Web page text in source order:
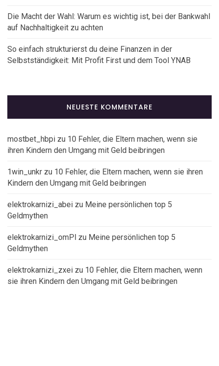
Die Macht der Wahl: Warum es wichtig ist, bei der Bankwahl
auf Nachhaltigkeit zu achten
So einfach strukturierst du deine Finanzen in der
Selbstständigkeit: Mit Profit First und dem Tool YNAB
NEUESTE KOMMENTARE
mostbet_hbpi zu 10 Fehler, die Eltern machen, wenn sie
ihren Kindern den Umgang mit Geld beibringen
1win_unkr zu 10 Fehler, die Eltern machen, wenn sie ihren
Kindern den Umgang mit Geld beibringen
elektrokarnizi_abei zu Meine persönlichen top 5
Geldmythen
elektrokarnizi_omPl zu Meine persönlichen top 5
Geldmythen
elektrokarnizi_zxei zu 10 Fehler, die Eltern machen, wenn
sie ihren Kindern den Umgang mit Geld beibringen